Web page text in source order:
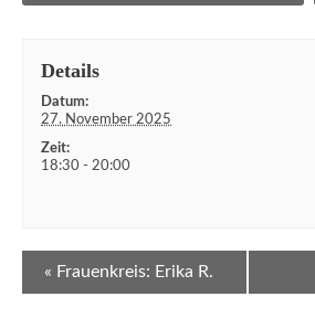
Details
Datum:
27. November 2025
Zeit:
18:30 - 20:00
Veranstaltung
Navigation
« Frauenkreis: Erika R.